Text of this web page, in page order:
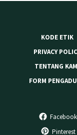
KODE ETIK
PRIVACY
TENTANG
FORM
Facebook
Pinterest